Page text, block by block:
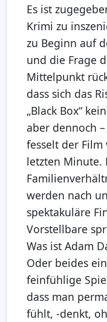
Es ist
Krimi zu
zu Beginn auf
und die Frage
Mittelpunkt
dass sich das
„Black Box“
aber dennoch
fesselt der
letzten Minute.
werden nach
spektakuläre
Vorstellbare
Was ist Adam
Oder beides
feinfühlige
dass man
fühlt, -denkt,